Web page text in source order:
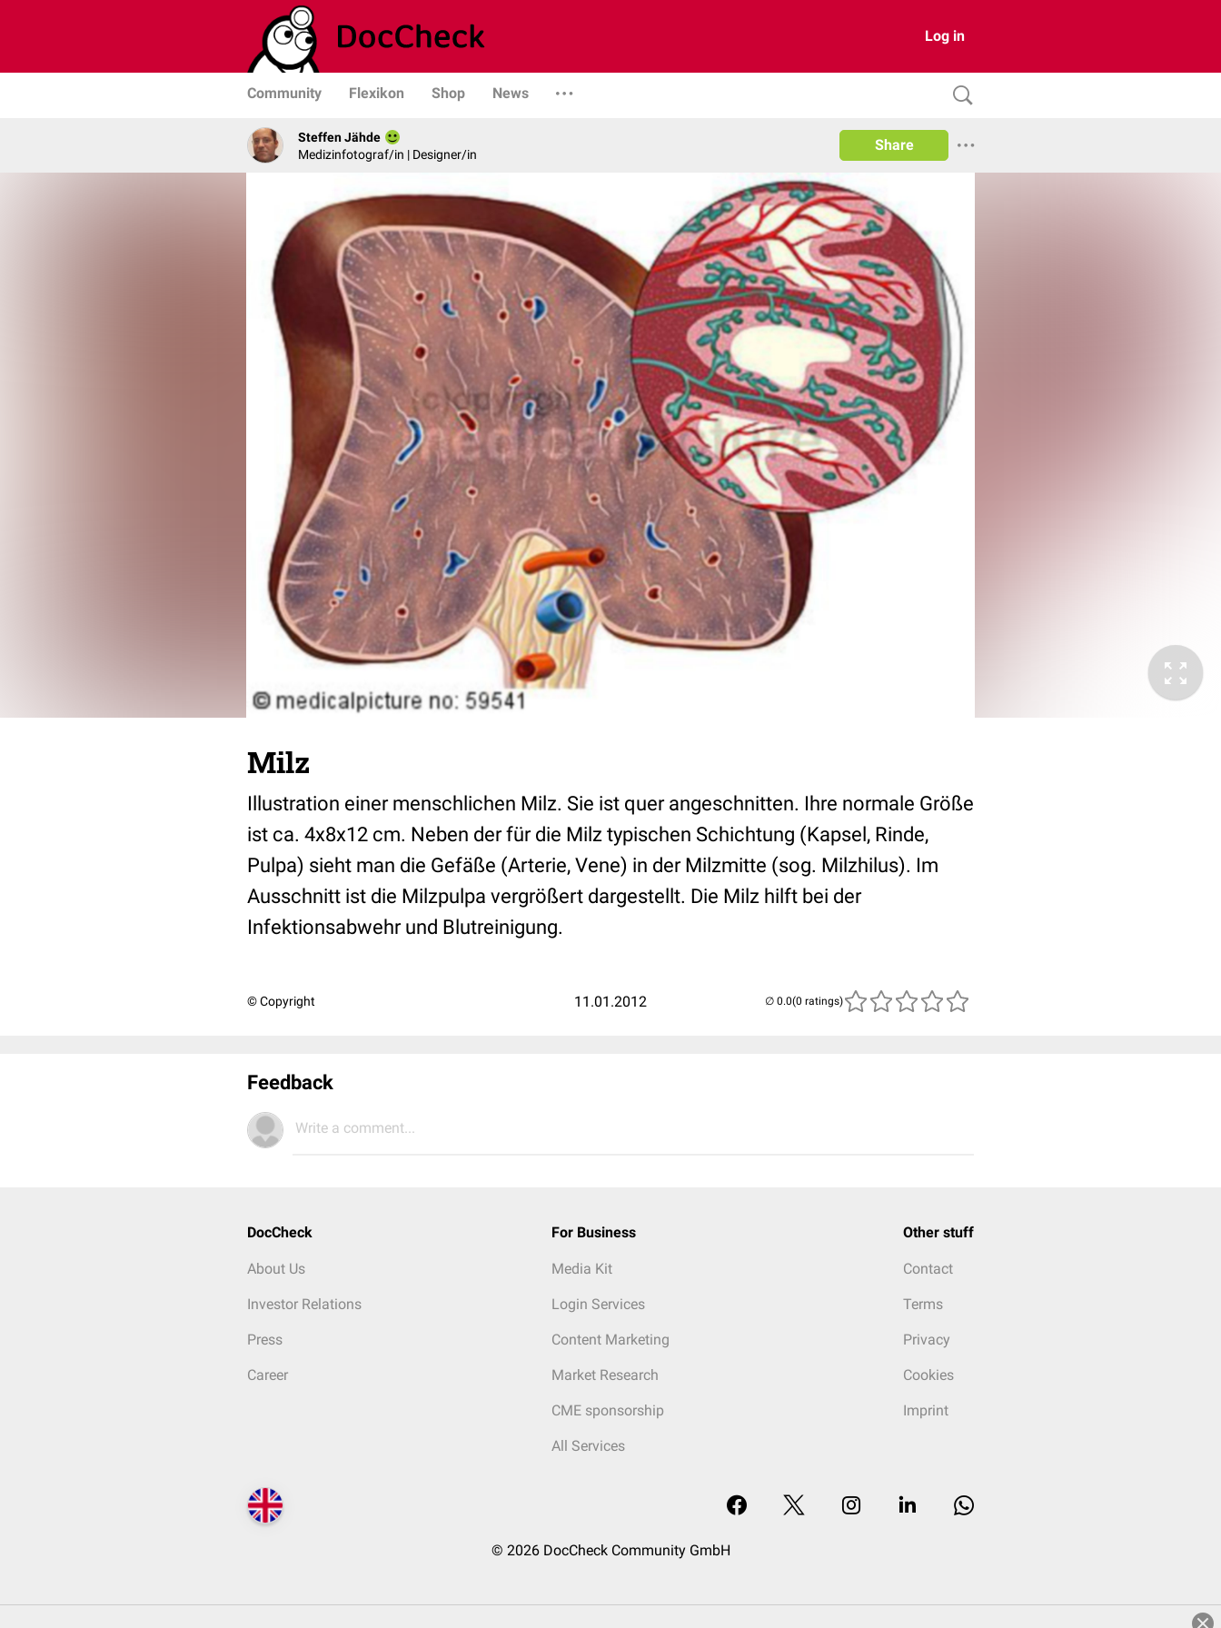
Log in
Community Flexikon Shop News
Steffen Jähde
Medizinfotograf/in | Designer/in
Share
Milz
Illustration einer menschlichen Milz. Sie ist quer angeschnitten. Ihre normale Größe
ist ca. 4x8x12 cm. Neben der für die Milz typischen Schichtung (Kapsel, Rinde,
Pulpa) sieht man die Gefäße (Arterie, Vene) in der Milzmitte (sog. Milzhilus). Im
Ausschnitt ist die Milzpulpa vergrößert dargestellt. Die Milz hilft bei der
Infektionsabwehr und Blutreinigung.
© Copyright 11.01.2012 (0 ratings)
Feedback
Write a comment...
DocCheck
About Us
Investor Relations
Press
Career
For Business
Media Kit
Login Services
Content Marketing
Market Research
CME sponsorship
All Services
Other stuff
Contact
Terms
Privacy
Cookies
Imprint
© 2026 DocCheck Community GmbH